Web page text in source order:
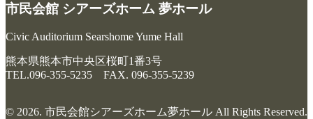
市民会館 シアーズホーム 夢ホール
Civic Auditorium Searshome Yume Hall
熊本県熊本市中央区桜町1番3号
TEL.096-355-5235 FAX. 096-355-5239
© 2026. 市民会館シアーズホーム夢ホール All Rights Reserved.